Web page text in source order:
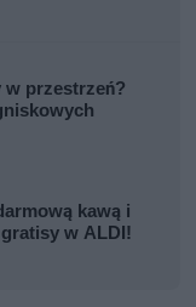
w przestrzeń?
kawą i
w ALDI!